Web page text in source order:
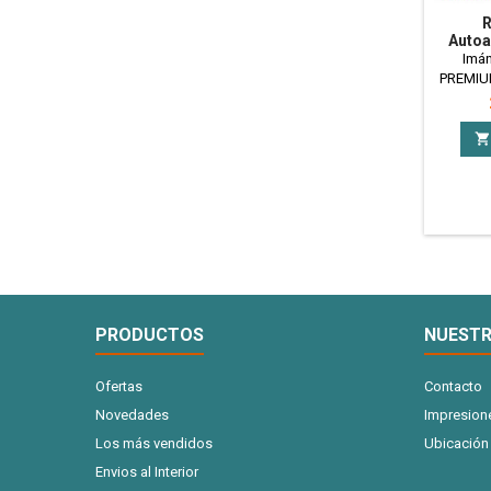
Cm.

PRODUCTOS
Ofertas
Novedades
Los más vendidos
Envios al Interior
Contacto
Ubicación